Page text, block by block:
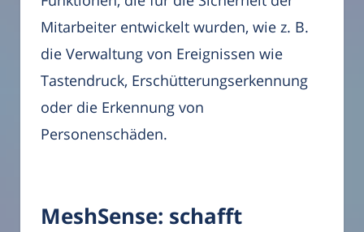
Mitarbeiter entwickelt wurden, wie z. B.
die Verwaltung von Ereignissen wie
Tastendruck, Erschütterungserkennung
oder die Erkennung von
Personenschäden.
MeshSense: schafft